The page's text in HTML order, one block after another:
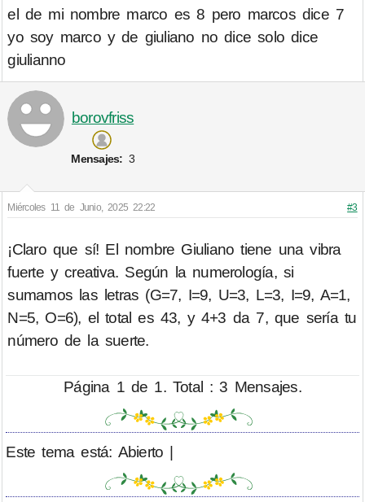
el de mi nombre marco es 8 pero marcos dice 7
yo soy marco y de giuliano no dice solo dice
giulianno
borovfriss
Mensajes: 3
Miércoles 11 de Junio, 2025 22:22 #3
¡Claro que sí! El nombre Giuliano tiene una vibra
fuerte y creativa. Según la numerología, si
sumamos las letras (G=7, I=9, U=3, L=3, I=9, A=1,
N=5, O=6), el total es 43, y 4+3 da 7, que sería tu
número de la suerte.
Página 1 de 1. Total : 3 Mensajes.
Este tema está: Abierto |